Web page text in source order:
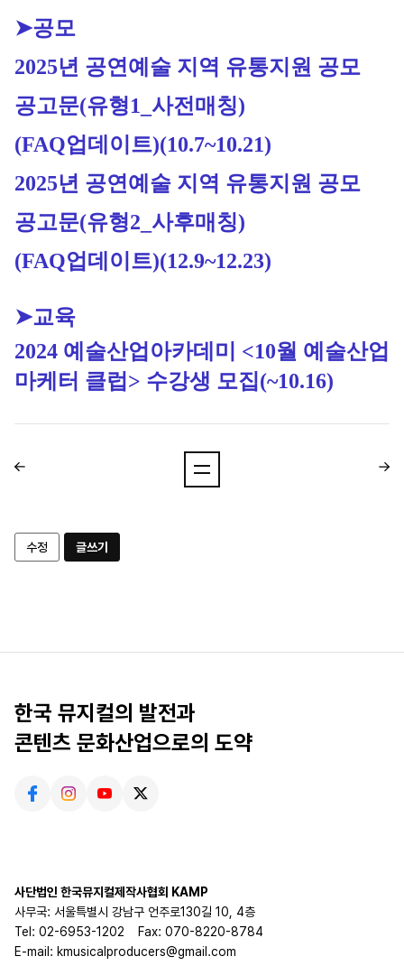
➤공모
2025년 공연예술 지역 유통지원 공모
공고문(유형1_사전매칭)
(FAQ업데이트)(10.7~10.21)
2025년 공연예술 지역 유통지원 공모
공고문(유형2_사후매칭)
(FAQ업데이트)(12.9~12.23)
➤교육
2024 예술산업아카데미 <10월 예술산업
마케터 클럽> 수강생 모집(~10.16)
수정 글쓰기
한국 뮤지컬의 발전과
콘텐츠 문화산업으로의 도약
사단법인 한국뮤지컬제작사협회 KAMP
사무국: 서울특별시 강남구 언주로130길 10, 4층
Tel: 02-6953-1202
Fax: 070-8220-8784
E-mail: kmusicalproducers@gmail.com